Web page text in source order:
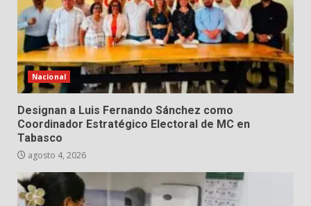
Nacional
Designan a Luis Fernando Sánchez como
Coordinador Estratégico Electoral de MC en
Tabasco
agosto 4, 2026